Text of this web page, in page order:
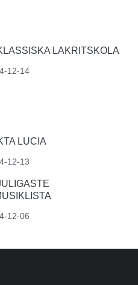
LAKRITSKOLA
12-14
LUCIA
12-13
12-06